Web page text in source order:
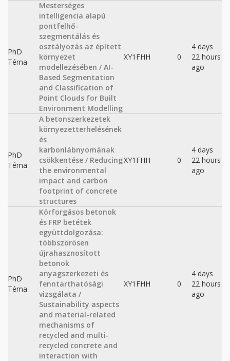
PhD
Téma
Mesterséges
intelligencia alapú
pontfelhő-
szegmentálás és
osztályozás az épített
környezet
modellezésében / AI-
Based Segmentation
and Classification of
Point Clouds for Built
Environment Modelling
XY1FHH 0
4 days
22 hours
ago
PhD
Téma
A betonszerkezetek
környezetterhelésének
és
karbonlábnyomának
csökkentése / Reducing
the environmental
impact and carbon
footprint of concrete
structures
XY1FHH 0
4 days
22 hours
ago
PhD
Téma
Körforgásos betonok
és FRP betétek
együttdolgozása:
többszörösen
újrahasznosított
betonok
anyagszerkezeti és
fenntarthatósági
vizsgálata /
Sustainability aspects
and material-related
mechanisms of
recycled and multi-
recycled concrete and
interaction with
XY1FHH 0
4 days
22 hours
ago